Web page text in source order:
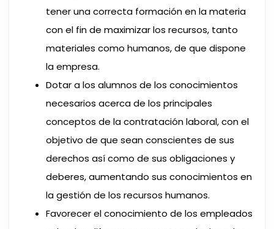
tener una correcta formación en la materia
con el fin de maximizar los recursos, tanto
materiales como humanos, de que dispone
la empresa.
Dotar a los alumnos de los conocimientos
necesarios acerca de los principales
conceptos de la contratación laboral, con el
objetivo de que sean conscientes de sus
derechos así como de sus obligaciones y
deberes, aumentando sus conocimientos en
la gestión de los recursos humanos.
Favorecer el conocimiento de los empleados